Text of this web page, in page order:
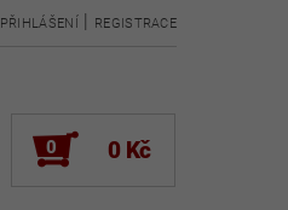
PŘIHLÁŠENÍ | REGISTRACE
0 0 Kč